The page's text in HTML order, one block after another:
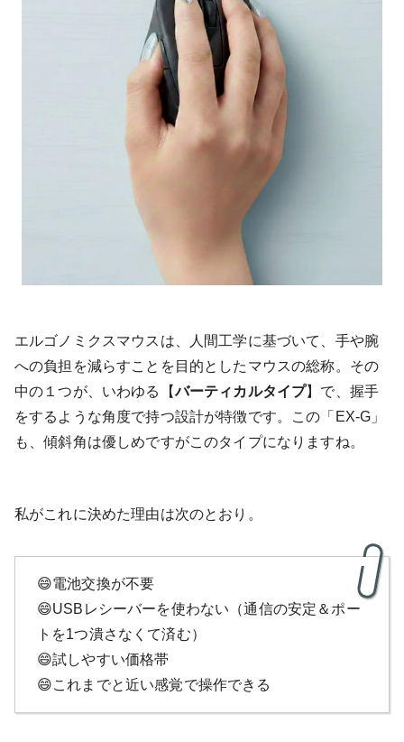
エルゴノミクスマウスは、人間工学に基づいて、手や腕
への負担を減らすことを目的としたマウスの総称。その
中の１つが、いわゆる【バーティカルタイプ】で、握手
をするような角度で持つ設計が特徴です。この「EX-G」
も、傾斜角は優しめですがこのタイプになりますね。
私がこれに決めた理由は次のとおり。
😄電池交換が不要
😄USBレシーバーを使わない（通信の安定＆ポー
トを1つ潰さなくて済む）
😄試しやすい価格帯
😄これまでと近い感覚で操作できる